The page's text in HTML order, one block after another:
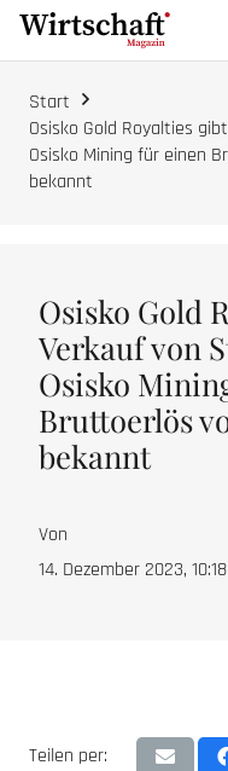
Start
Osisko Gold Royalties
Osisko Mining für einen
bekannt
Osisko Gold
Verkauf von
Osisko
Bruttoerlös
bekannt
Von
14. Dezember 2023, 10:18
Teilen per: